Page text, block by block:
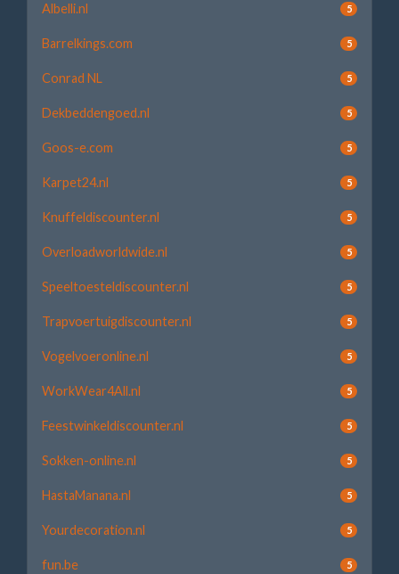
Albelli.nl 5
Barrelkings.com 5
Conrad NL 5
Dekbeddengoed.nl 5
Goos-e.com 5
Karpet24.nl 5
Knuffeldiscounter.nl 5
Overloadworldwide.nl 5
Speeltoesteldiscounter.nl 5
Trapvoertuigdiscounter.nl 5
Vogelvoeronline.nl 5
WorkWear4All.nl 5
Feestwinkeldiscounter.nl 5
Sokken-online.nl 5
HastaManana.nl 5
Yourdecoration.nl 5
fun.be 5